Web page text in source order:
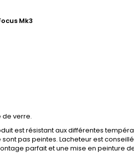
Mk3
de verre.
est résistant aux différentes
pas peintes. Lacheteur est
parfait et une mise en peinture